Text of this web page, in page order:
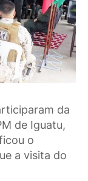
da
de Iguatu,
o
a visita do